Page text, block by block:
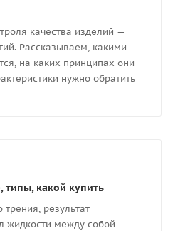
качества изделий —
Рассказываем, какими
на каких принципах они
нужно обратить
типы, какой купить
результат
жидкости между собой